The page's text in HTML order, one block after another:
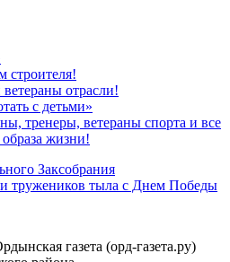
строителя!
отрасли!
с детьми»
тренеры, ветераны спорта и все
жизни!
Заксобрания
тружеников тыла с Днем Победы
газета (орд-газета.ру)